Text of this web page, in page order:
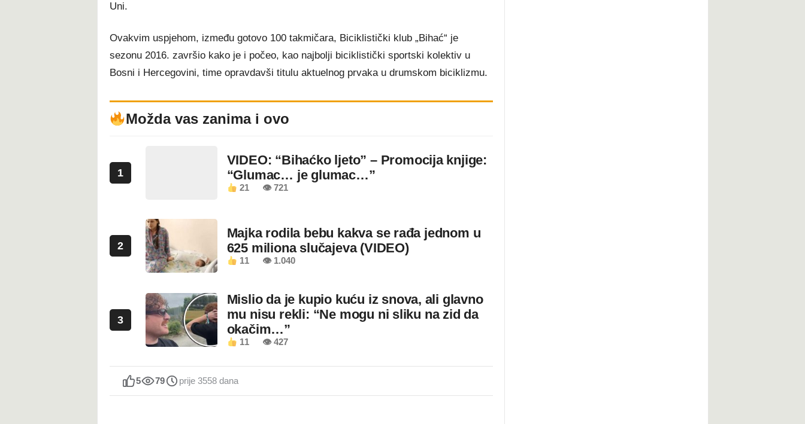
Uni.
Ovakvim uspjehom, između gotovo 100 takmičara, Biciklistički klub „Bihać“ je
sezonu 2016. završio kako je i počeo, kao najbolji biciklistički sportski kolektiv u
Bosni i Hercegovini, time opravdavši titulu aktuelnog prvaka u drumskom biciklizmu.
Možda vas zanima i ovo
1
VIDEO: “Bihaćko ljeto” – Promocija knjige:
“Glumac… je glumac…”
21 👁 721
2
Majka rodila bebu kakva se rađa jednom u
625 miliona slučajeva (VIDEO)
11 👁 1.040
3
Mislio da je kupio kuću iz snova, ali glavno
mu nisu rekli: “Ne mogu ni sliku na zid da
okačim…”
11 👁 427
5 79 prije 3558 dana